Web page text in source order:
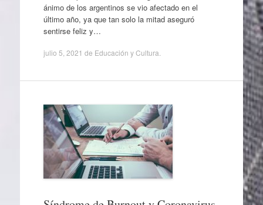
ánimo de los argentinos se vio afectado en el
último año, ya que tan solo la mitad aseguró
sentirse feliz y…
julio 5, 2021 de Educación y Cultura